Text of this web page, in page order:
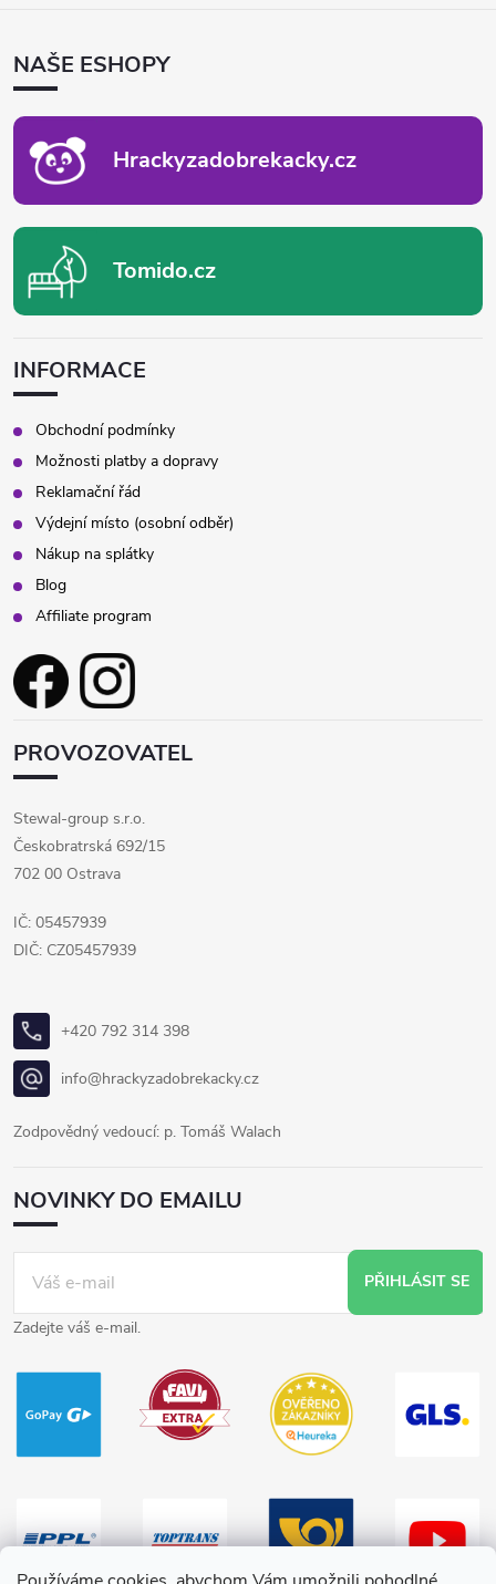
a
c
p
v
y
v
ý
p
i
s
u
ANAŠE ESHOPY
Hrackyzadobrekacky.cz
Tomido.cz
INFORMACE
Obchodní podmínky
Možnosti platby a dopravy
Reklamační řád
Výdejní místo (osobní odběr)
Nákup na splátky
Blog
Affiliate program
PROVOZOVATEL
Stewal-group s.r.o.
Českobratrská 692/15
702 00 Ostrava
IČ: 05457939
DIČ: CZ05457939
+420 792 314 398
info@hrackyzadobrekacky.cz
Zodpovědný vedoucí: p. Tomáš Walach
NOVINKY DO EMAILU
PŘIHLÁSIT SE
Zadejte váš e-mail.